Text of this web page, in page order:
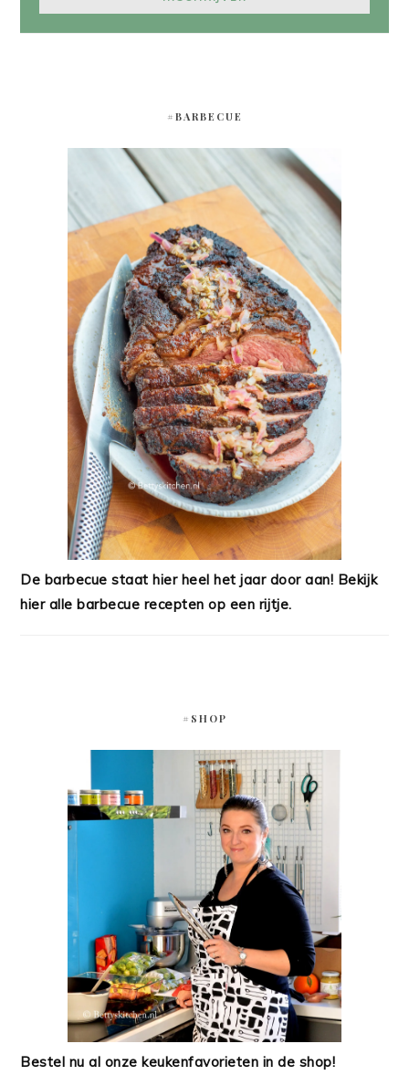
#BARBECUE
De barbecue staat hier heel het jaar door aan! Bekijk
hier alle barbecue recepten op een rijtje.
#SHOP
Bestel nu al onze keukenfavorieten in de shop!